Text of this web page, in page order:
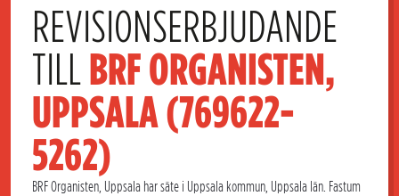
REVISIONSERBJUDANDE
TILL BRF ORGANISTEN,
UPPSALA (769622-
5262)
BRF Organisten, Uppsala har säte i Uppsala kommun, Uppsala län. Fastum